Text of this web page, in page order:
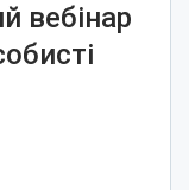
вебінар